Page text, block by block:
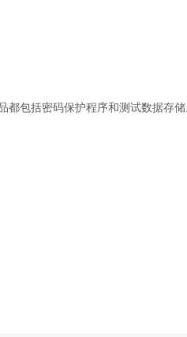
都包括密码保护程序和测试数据存